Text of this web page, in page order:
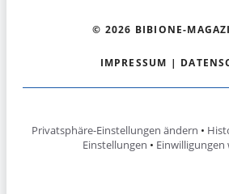
© 2026 BIBIONE-
IMPRESSUM |
Privatsphäre-Einstellungen ändern •
Einstellungen •